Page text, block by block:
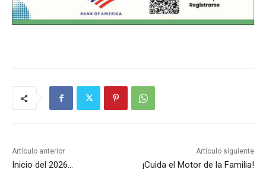
Artículo anterior
Inicio del 2026…
Artículo siguiente
¡Cuida el Motor de la Familia!